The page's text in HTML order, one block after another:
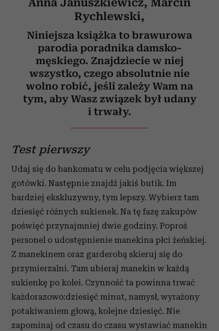
Anna Januszkiewicz, Marcin
Rychlewski,
Niniejsza książka to brawurowa
parodia poradnika damsko-
męskiego. Znajdziecie w niej
wszystko, czego absolutnie nie
wolno robić, jeśli zależy Wam na
tym, aby Wasz związek był udany
i trwały.
Test pierwszy
Udaj się do bankomatu w celu podjęcia większej
gotówki. Następnie znajdź jakiś butik. Im
bardziej ekskluzywny, tym lepszy. Wybierz tam
dziesięć różnych sukienek. Na tę fazę zakupów
poświęć przynajmniej dwie godziny. Poproś
personel o udostępnienie manekina płci żeńskiej.
Z manekinem oraz garderobą skieruj się do
przymierzalni. Tam ubieraj manekin w każdą
sukienkę po kolei. Czynność ta powinna trwać
każdorazowo:dziesięć minut, namysł, wyrażony
potakiwaniem głową, kolejne dziesięć. Nie
zapominaj od czasu do czasu wystawiać manekin